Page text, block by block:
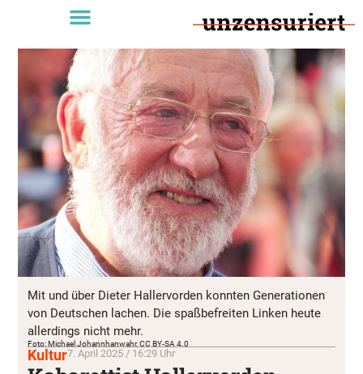
Mit und über Dieter Hallervorden konnten Generationen
von Deutschen lachen. Die spaßbefreiten Linken heute
allerdings nicht mehr.
Foto: Michael Johannhanwahr, CC BY-SA 4.0
Kultur7. April 2025 / 16:29 Uhr